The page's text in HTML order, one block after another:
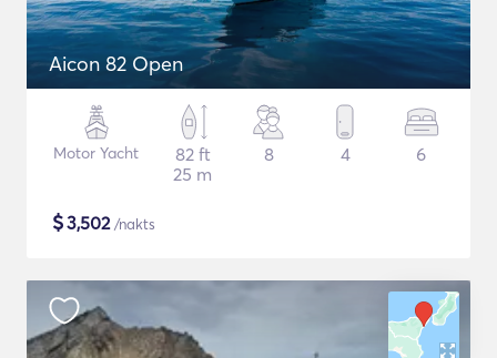
Aicon 82 Open
Motor Yacht
82 ft
25 m
8 4 6
$3,502/nakts